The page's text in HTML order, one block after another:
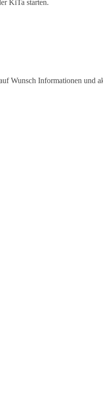
KiTa starten.
Wunsch Informationen und